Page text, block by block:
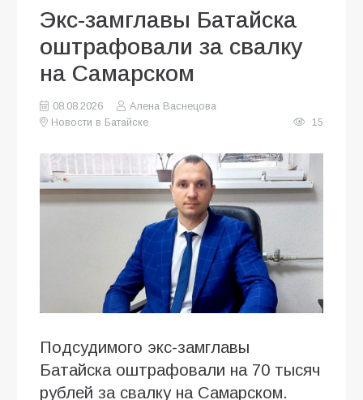
Экс-замглавы Батайска
оштрафовали за свалку
на Самарском
08.08.2026
Алена Васнецова
Новости в Батайске
15
Подсудимого экс-замглавы
Батайска оштрафовали на 70 тысяч
рублей за свалку на Самарском.